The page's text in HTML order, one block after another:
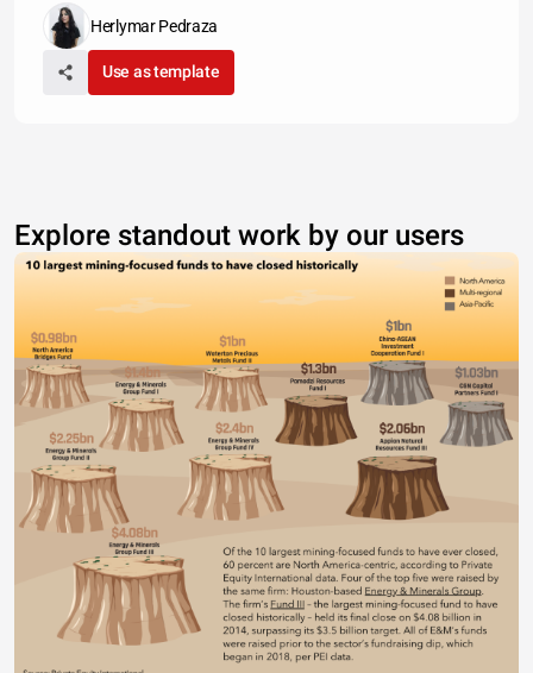
Herlymar Pedraza
Use as template
Explore standout work by our users